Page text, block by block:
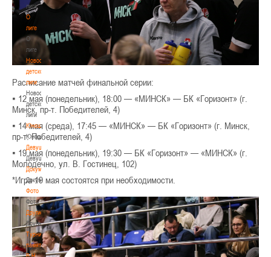
лига
О
лиге
О
лиге
Новости
детской
лиги
Новости
детской
лиги
Юноши
Юноши
Девушки
Девушки
Документы
Документы
Фото
Фото
Другие
Другие
Турнир
памяти
В.Н.
Расписание матчей финальной серии:
▪️ 12 мая (понедельник), 18:00 — «МИНСК» — БК «Горизонт» (г.
Минск, пр-т. Победителей, 4)
▪️ 14 мая (среда), 17:45 — «МИНСК» — БК «Горизонт» (г. Минск,
пр-т. Победителей, 4)
▪️ 19 мая (понедельник), 19:30 — БК «Горизонт» — «МИНСК» (г.
Молодечно, ул. В. Гостинец, 102)
*Игра 19 мая состоятся при необходимости.